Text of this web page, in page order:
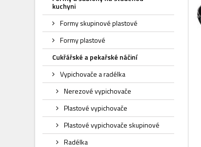
kuchyni
Formy skupinové plastové
Formy plastové
Cukřářské a pekařské náčiní
Vypichovače a radélka
Nerezové vypichovače
Plastové vypichovače
Plastové vypichovače skupinové
Radélka